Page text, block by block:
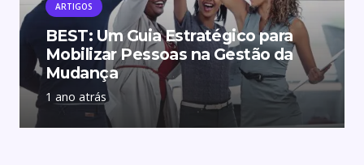
ARTIGOS
BEST: Um Guia Estratégico para
Mobilizar Pessoas na Gestão da
Mudança
1 ano atrás